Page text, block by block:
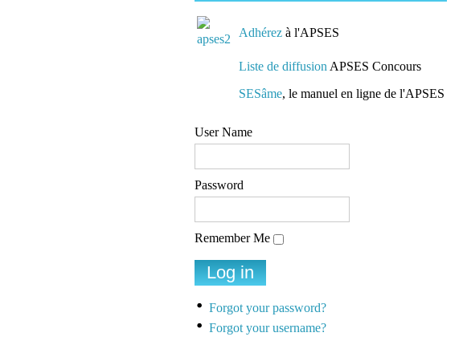
Adhérez à l'APSES
Liste de diffusion APSES Concours
SESâme, le manuel en ligne de l'APSES
User Name
Password
Remember Me
Forgot your password?
Forgot your username?